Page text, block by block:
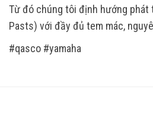
Từ đó chúng tôi định hướng phát
Pasts) với đầy đủ tem mác,
#qasco #yamaha